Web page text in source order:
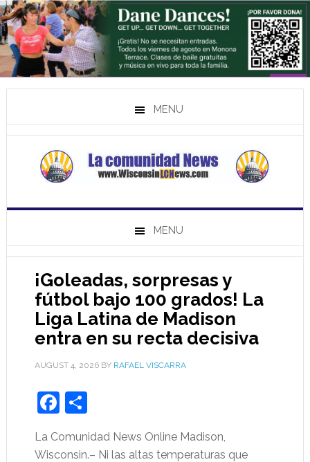
MENU
MENU
¡Goleadas, sorpresas y
fútbol bajo 100 grados! La
Liga Latina de Madison
entra en su recta decisiva
AUGUST 4, 2026BY RAFAEL VISCARRA
Facebook
Share
La Comunidad News Online Madison,
Wisconsin.– Ni las altas temperaturas que